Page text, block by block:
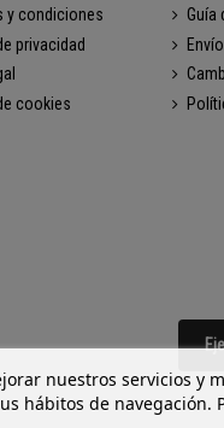
y condiciones
privacidad
cookies
Guía
Envío
nuestros servicios y
hábitos de navegación.